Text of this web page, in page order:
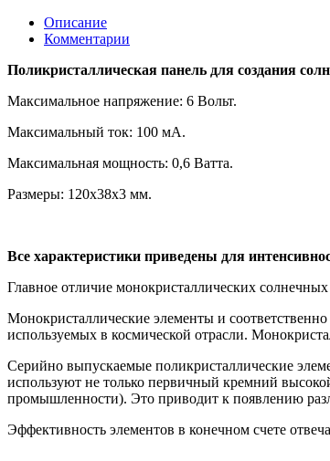
Описание
Комментарии
Поликристаллическая панель для создания
Максимальное напряжение: 6 Вольт.
Максимальный ток: 100 мА.
Максимальная мощность: 0,6 Ватта.
Размеры: 120х38х3 мм.
Все характеристики приведены для
Главное отличие монокристаллических
Монокристаллические элементы и
используемых в космической отрасли.
Серийно выпускаемые поликристаллические
используют не только первичный кремний
промышленности). Это приводит к появлению
Эффективность элементов в конечном счете